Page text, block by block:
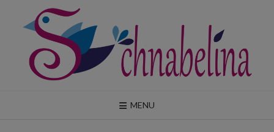
content
MENU